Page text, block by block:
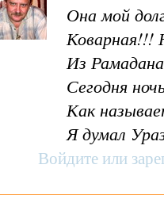
Она мой
Коварная!!!
Из
Сегодня
Как
Я думал
Войдите или